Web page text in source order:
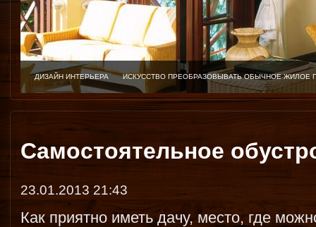
ДИЗАЙН ИНТЕРЬЕРА ИСКУССТВО ПРЕОБРАЗОВЫВАТЬ ОБЫЧНОЕ
Самостоятельное
23.01.2013 21:43
Как приятно иметь дачу, место, где